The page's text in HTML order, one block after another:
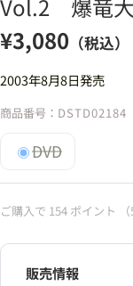
Vol.2 爆竜
¥3,080 （税込）
2003年8月8日発売
商品番号： DSTD02184
DVD
ご購入で 154 ポイント
販売情報